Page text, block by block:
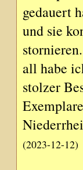
gedauert
und sie
all habe
stolzer
(2023-12-12)